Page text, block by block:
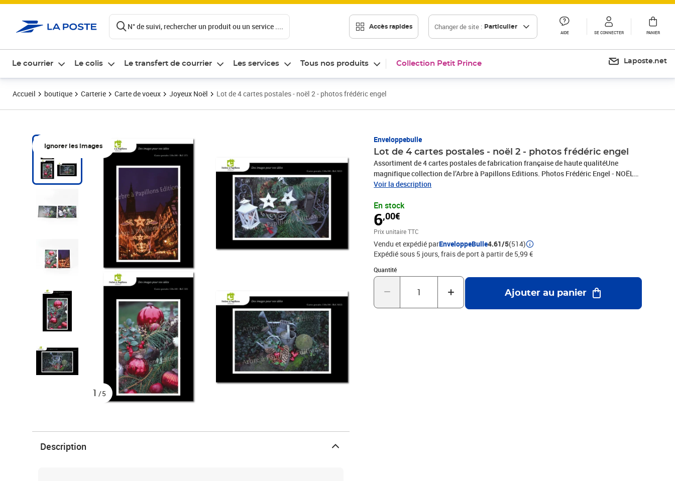
N° de suivi, rechercher un produit ou un service .... Accès rapides Changer de site : Particulier
AIDE SE CONNECTER PANIER
Le courrier Le colis Le transfert de courrier Les services Tous nos produits Collection Petit Prince Laposte.net
Accueil boutique Carterie Carte de voeux Joyeux Noël Lot de 4 cartes postales - noël 2 - photos frédéric engel
Ignorer les images
1 /5
Enveloppebulle
Lot de 4 cartes postales - noël 2 - photos frédéric engel
Assortiment de 4 cartes postales de fabrication française de haute qualitéUne
magnifique collection de l’Arbre à Papillons Editions. Photos Frédéric Engel - NOËL
2Impression avec encres végétales sur papier 100 % recycléDimensions 10 x 15
Voir la description
En stock
6,00€
Prix 6,00€
Prix unitaire TTC
Vendu et expédié parEnveloppeBulle4.61/5(514)
Expédié sous 5 jours, frais de port à partir de 5,99 €
Quantité
Quantité : 1
Ajouter au panier
Description